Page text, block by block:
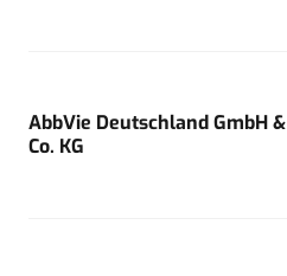
AbbVie Deutschland GmbH &
Co. KG